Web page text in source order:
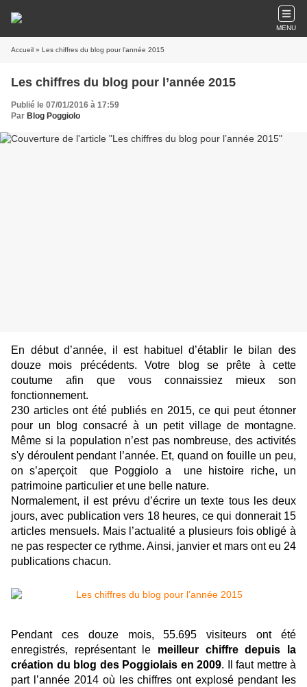
MENU
Accueil » Les chiffres du blog pour l’année 2015
Les chiffres du blog pour l’année 2015
Publié le 07/01/2016 à 17:59
Par Blog Poggiolo
En début d’année, il est habituel d’établir le bilan des
douze mois précédents. Votre blog se prête à cette
coutume afin que vous connaissiez mieux son
fonctionnement.
230 articles ont été publiés en 2015, ce qui peut étonner
pour un blog consacré à un petit village de montagne.
Même si la population n’est pas nombreuse, des activités
s'y déroulent pendant l’année. Et, quand on fouille un peu,
on s’aperçoit que Poggiolo a une histoire riche, un
patrimoine particulier et une belle nature.
Normalement, il est prévu d’écrire un texte tous les deux
jours, avec publication vers 18 heures, ce qui donnerait 15
articles mensuels. Mais l’actualité a plusieurs fois obligé à
ne pas respecter ce rythme. Ainsi, janvier et mars ont eu 24
publications chacun.
Pendant ces douze mois, 55.695 visiteurs ont été
enregistrés, représentant le meilleur chiffre depuis la
création du blog des Poggiolais en 2009. Il faut mettre à
part l’année 2014 où les chiffres ont explosé pendant les